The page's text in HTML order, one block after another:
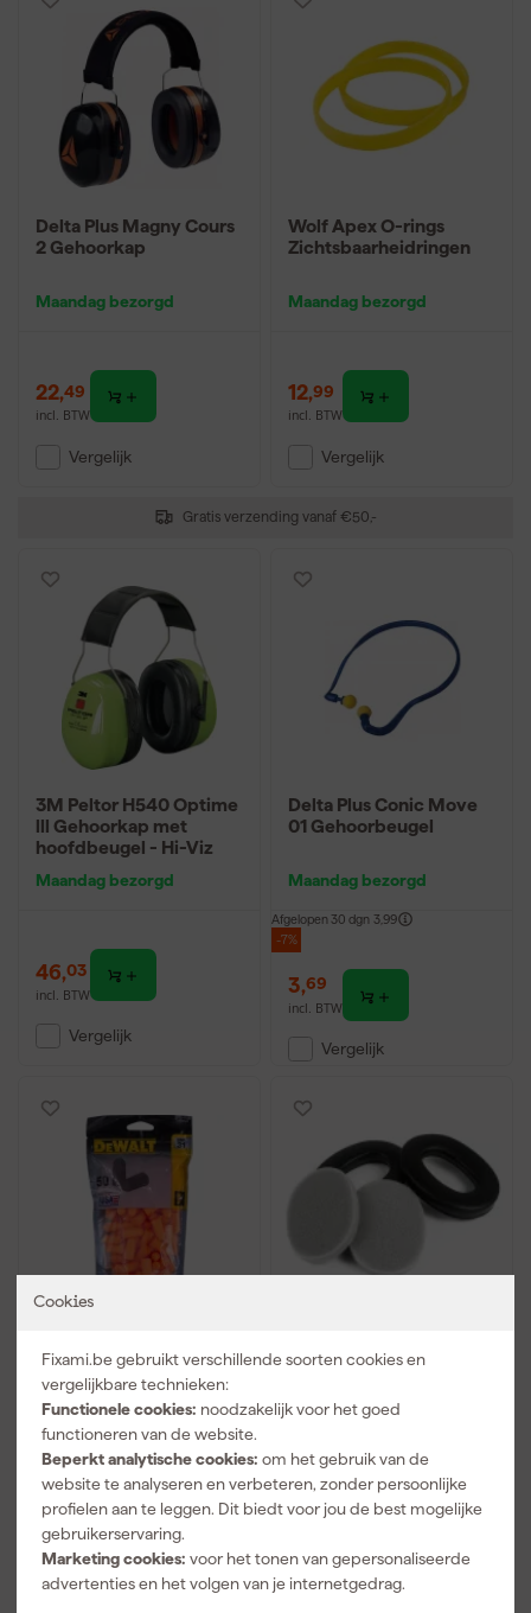
Cookies
Fixami.be gebruikt verschillende soorten cookies en
vergelijkbare technieken:
Functionele cookies: noodzakelijk voor het goed
functioneren van de website.
Beperkt analytische cookies: om het gebruik van de
website te analyseren en verbeteren, zonder persoonlijke
profielen aan te leggen. Dit biedt voor jou de best mogelijke
gebruikerservaring.
Marketing cookies: voor het tonen van gepersonaliseerde
advertenties en het volgen van je internetgedrag.
Gratis verzending vanaf €50,-
Delta Plus Magny Cours
2 Gehoorkap
Maandag bezorgd
22,49
incl. BTW
Vergelijk
Wolf Apex O-rings
Zichtsbaarheidringen
Maandag bezorgd
12,99
incl. BTW
Vergelijk
3M Peltor H540 Optime
lll Gehoorkap met
hoofdbeugel - Hi-Viz
Maandag bezorgd
46,03
incl. BTW
Vergelijk
Delta Plus Conic Move
01 Gehoorbeugel
Maandag bezorgd
Afgelopen 30 dgn 3,99
-7%
3,69
incl. BTW
Vergelijk
Wegwerp Oordoppen
Schuim SNR32
Maandag bezorgd
59
incl. BTW
Vergelijk
Hygiënekit voor Optime
Maandag bezorgd
69
incl. BTW
Vergelijk